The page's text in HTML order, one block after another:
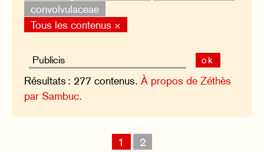
convolvulaceae
Tous les contenus ×
ok
Résultats : 277 contenus.À propos de Zéthès
par Sambuc.
1 2